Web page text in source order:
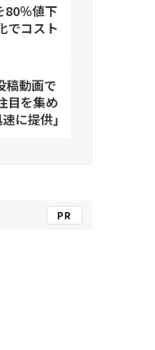
80％値下
でコスト
稿動画で
目を集め
に提供」
PR